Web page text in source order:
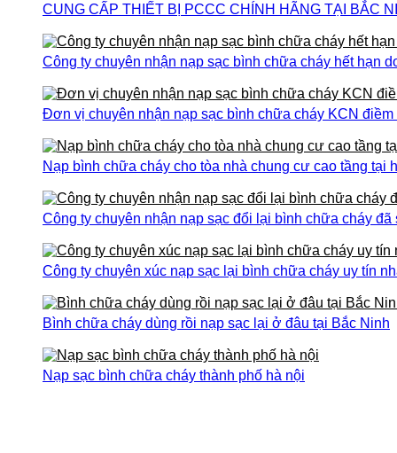
CUNG CẤP THIẾT BỊ PCCC CHÍNH HÃNG TẠI BẮC
Công ty chuyên nhận nạp sạc bình chữa cháy hết hạn
Đơn vị chuyên nhận nạp sạc bình chữa cháy KCN
Nạp bình chữa cháy cho tòa nhà chung cư cao tầng tại
Công ty chuyên nhận nạp sạc đổi lại bình chữa cháy
Công ty chuyên xúc nạp sạc lại bình chữa cháy uy tín
Bình chữa cháy dùng rồi nạp sạc lại ở đâu tại Bắc Ninh
Nạp sạc bình chữa cháy thành phố hà nội